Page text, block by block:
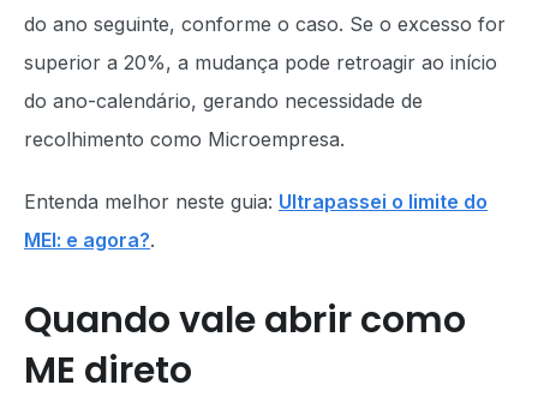
do ano seguinte, conforme o caso. Se o excesso for
superior a 20%, a mudança pode retroagir ao início
do ano-calendário, gerando necessidade de
recolhimento como Microempresa.
Entenda melhor neste guia: Ultrapassei o limite do
MEI: e agora?.
Quando vale abrir como
ME direto